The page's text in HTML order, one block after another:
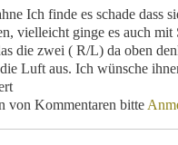
Ich finde es schade dass
vielleicht ginge es auch mit
die zwei ( R/L) da oben
Luft aus. Ich wünsche
von Kommentaren bitte